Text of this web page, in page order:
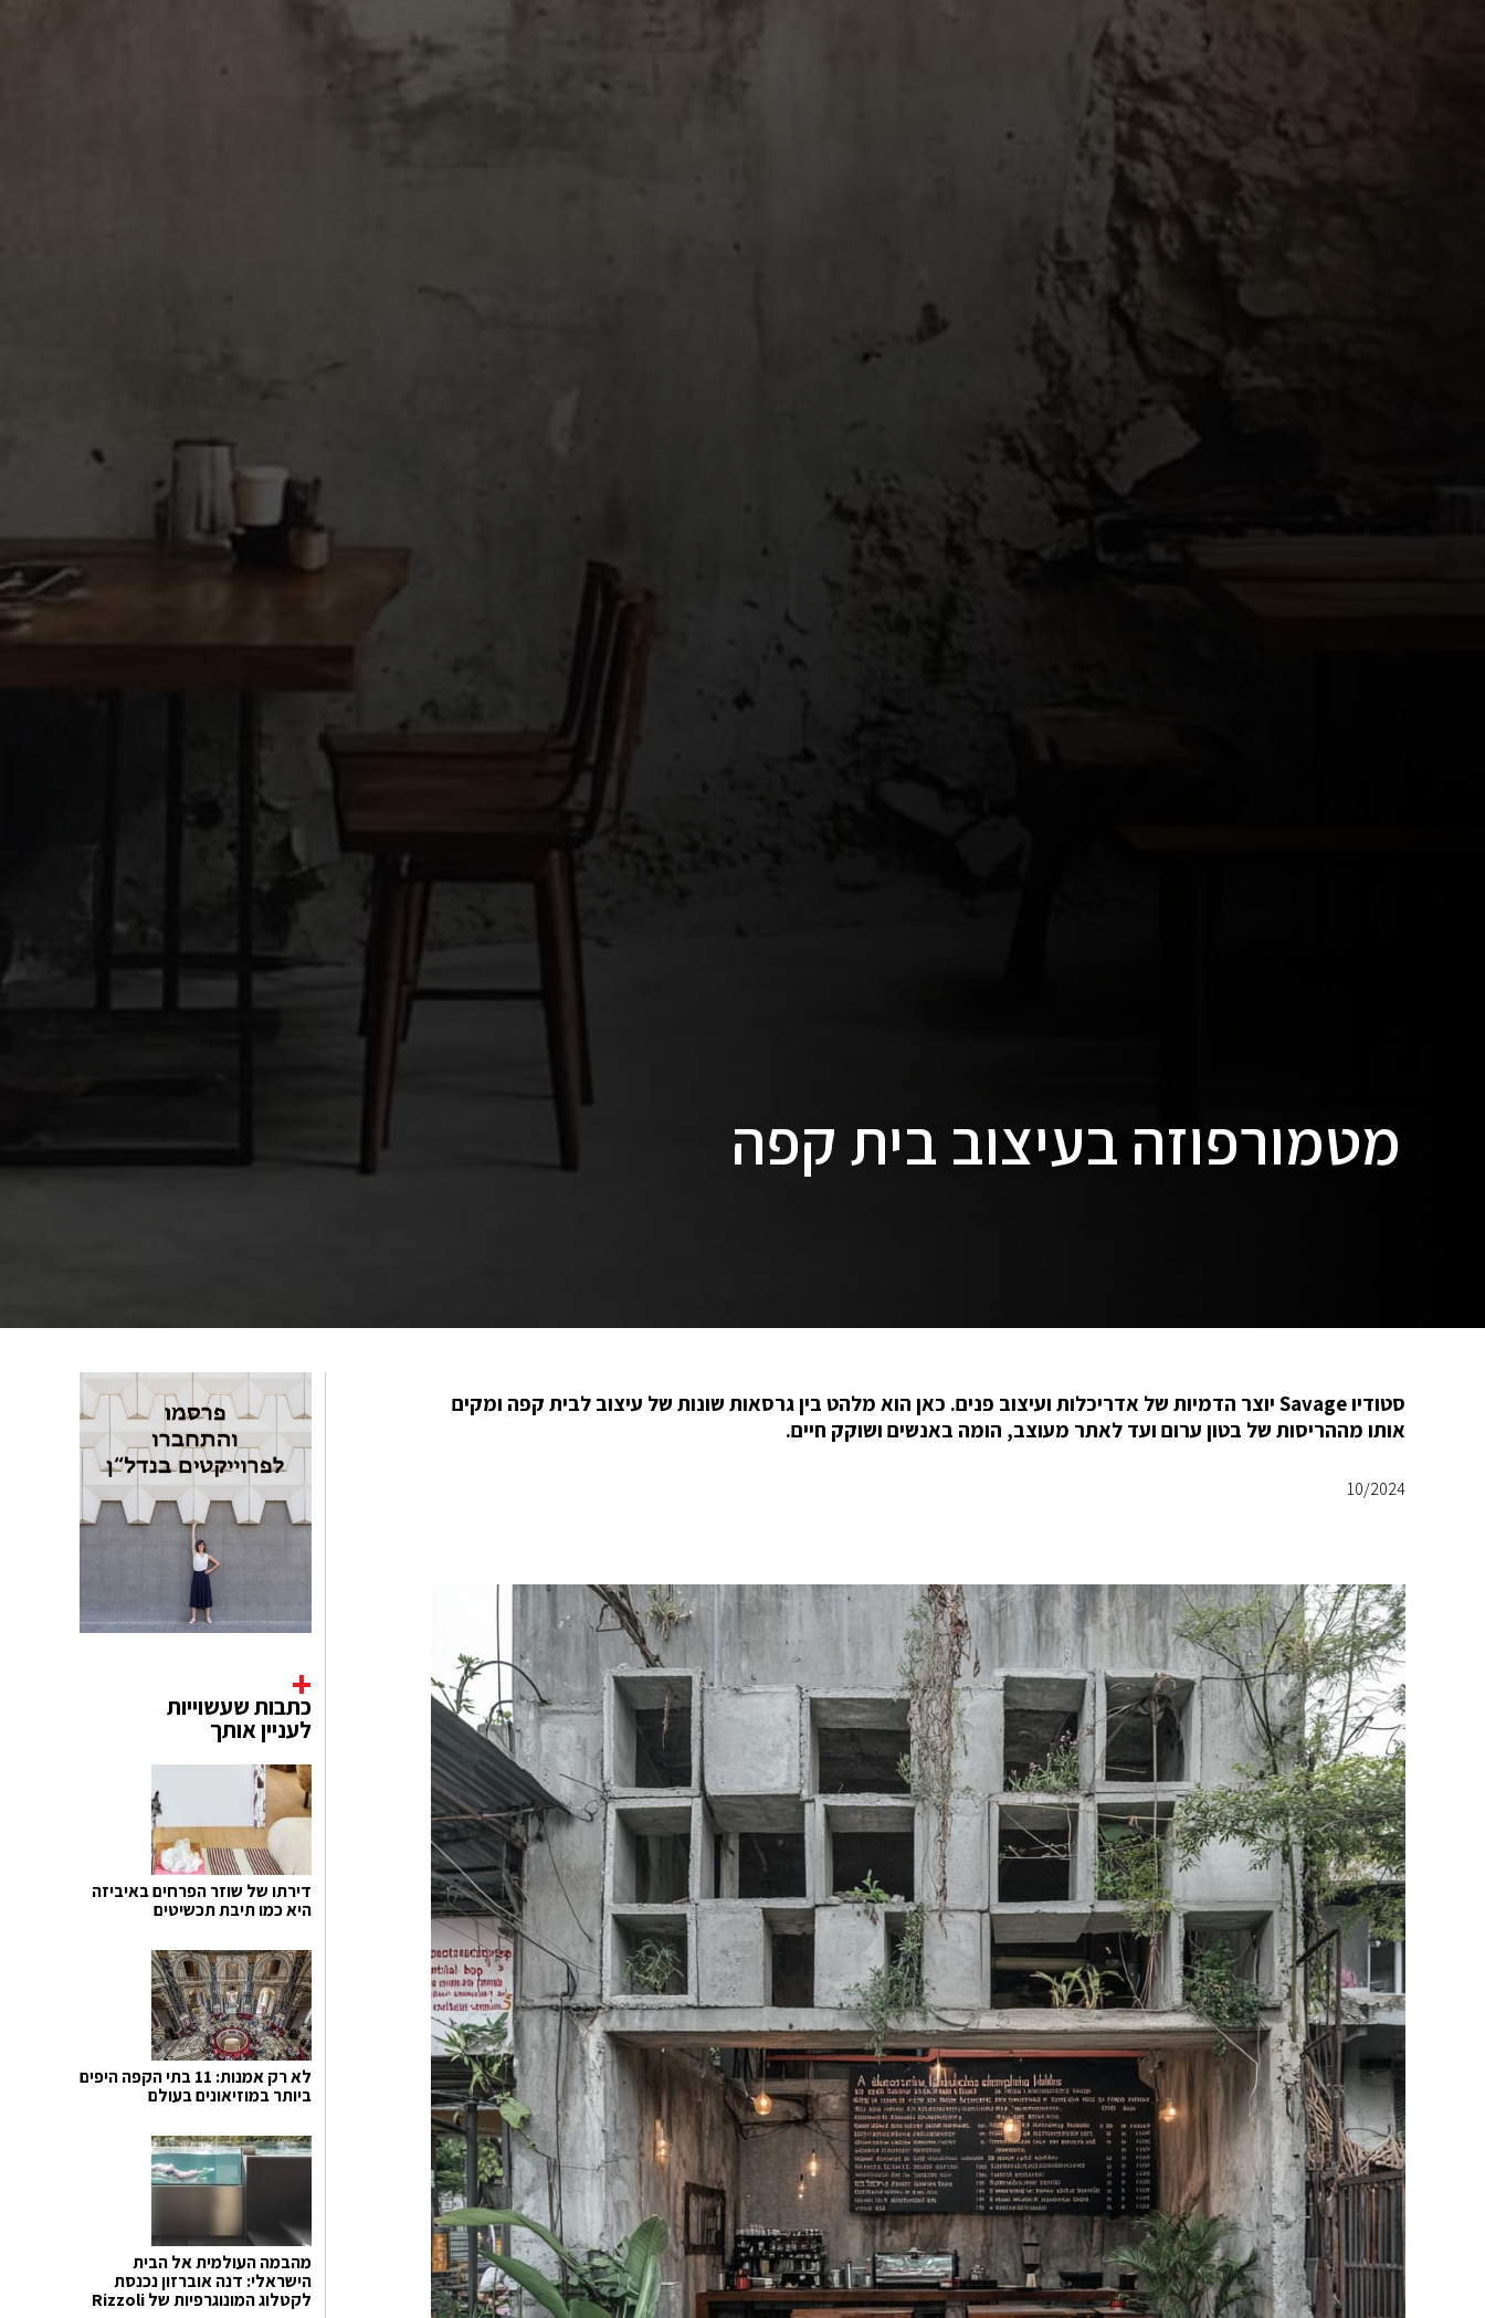
מטמורפוזה בעיצוב בית קפה
סטודיו Savage יוצר הדמיות של אדריכלות ועיצוב פנים. כאן הוא מלהט בין גרסאות שונות של עיצוב לבית קפה ומקים
אותו מההריסות של בטון ערום ועד לאתר מעוצב, הומה באנשים ושוקק חיים.
10/2024
כתבות שעשוייות
לעניין אותך
דירתו של שוזר הפרחים באיביזה
היא כמו תיבת תכשיטים
לא רק אמנות: 11 בתי הקפה היפים
ביותר במוזיאונים בעולם
מהבמה העולמית אל הבית
הישראלי: דנה אוברזון נכנסת
לקטלוג המונוגרפיות של Rizzoli